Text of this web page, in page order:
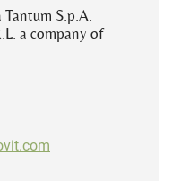
S.p.A.
a company of